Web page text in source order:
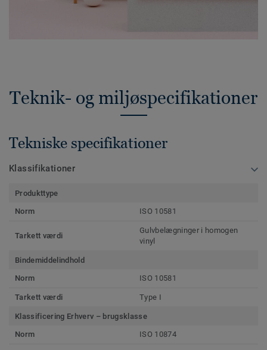
Teknik- og miljøspecifikationer
Tekniske specifikationer
Klassifikationer
Produkttype
Norm
ISO 10581
Tarkett værdi
Gulvbelægninger i homogen
vinyl
Bindemiddelindhold
Norm
ISO 10581
Tarkett værdi Type I
Klassificering Erhverv – brugsklasse
Norm
ISO 10874